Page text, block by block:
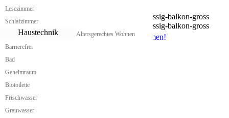
Lesezimmer
Schlafzimmer
Haustechnik
Altersgerechtes Wohnen
Barrierefrei
Bad
Geheimraum
Biotoilette
Frischwasser
Grauwasser
Hier klicken, um zurück zur Übersicht zu kommen!
SERVICE
Minimalwohnung